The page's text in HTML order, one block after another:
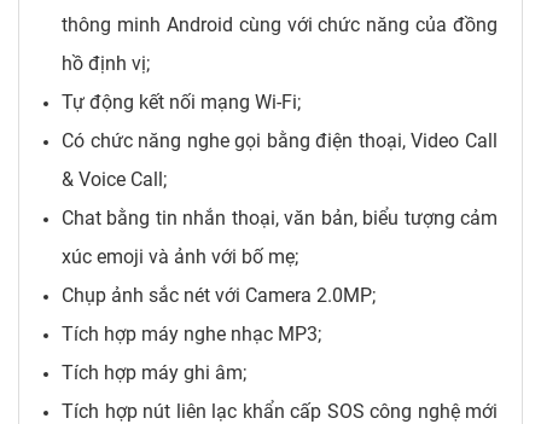
thông minh Android cùng với chức năng của đồng
hồ định vị;
Tự động kết nối mạng Wi-Fi;
Có chức năng nghe gọi bằng điện thoại, Video Call
& Voice Call;
Chat bằng tin nhắn thoại, văn bản, biểu tượng cảm
xúc emoji và ảnh với bố mẹ;
Chụp ảnh sắc nét với Camera 2.0MP;
Tích hợp máy nghe nhạc MP3;
Tích hợp máy ghi âm;
Tích hợp nút liên lạc khẩn cấp SOS công nghệ mới